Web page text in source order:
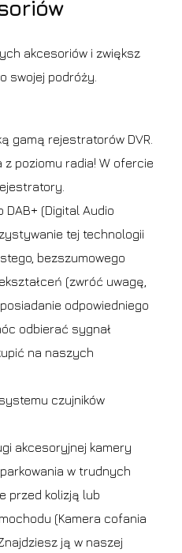
akcesoriów i zwiększ
swojej podróży.
gamą rejestratorów DVR.
z poziomu radia! W ofercie
(Digital Audio
tej technologii
bezszumowego
(zwróć uwagę,
odpowiedniego
odbierać sygnał
na naszych
czujników
akcesoryjnej kamery
w trudnych
przed kolizją lub
(Kamera cofania
ją w naszej